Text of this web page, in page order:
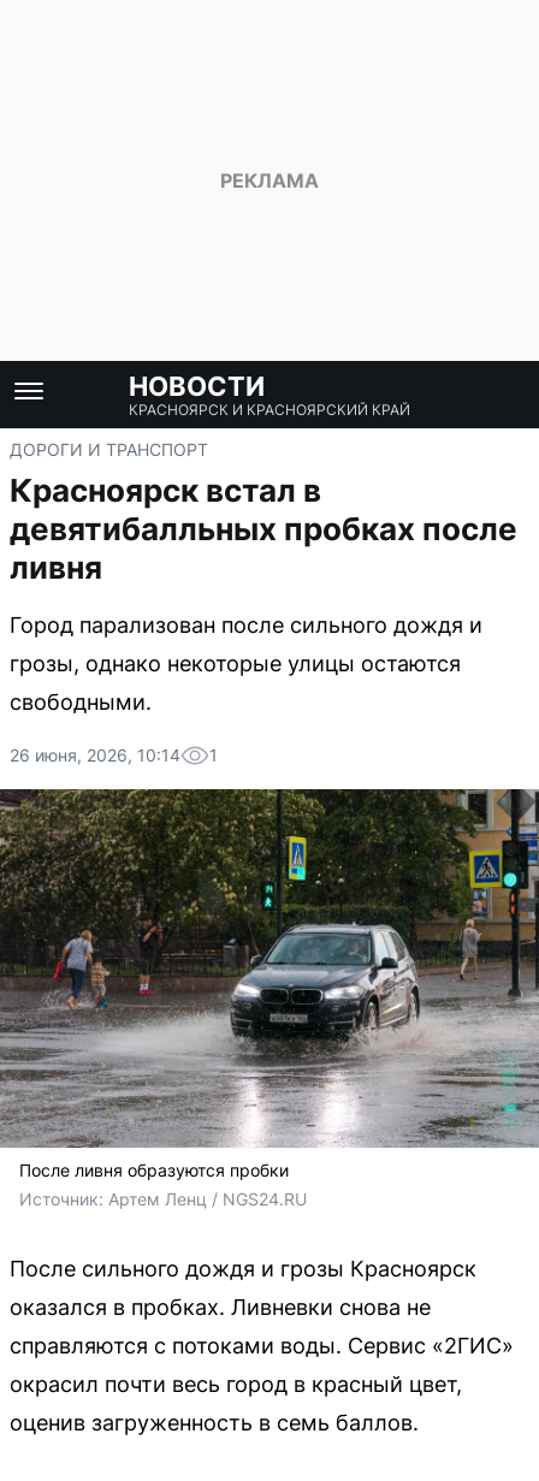
НОВОСТИ
КРАСНОЯРСК И КРАСНОЯРСКИЙ КРАЙ
ДОРОГИ И ТРАНСПОРТ
Красноярск встал в
девятибалльных пробках после
ливня
Город парализован после сильного дождя и
грозы, однако некоторые улицы остаются
свободными.
26 июня, 2026, 10:14 1
После ливня образуются пробки
Источник: Артем Ленц / NGS24.RU
После сильного дождя и грозы Красноярск
оказался в пробках. Ливневки снова не
справляются с потоками воды. Сервис «2ГИС»
окрасил почти весь город в красный цвет,
оценив загруженность в семь баллов.